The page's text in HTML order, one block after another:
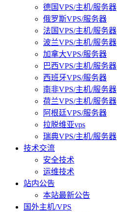
德国VPS/主机/服务器
俄罗斯VPS/服务器
法国VPS/主机/服务器
波兰VPS/主机/服务器
加拿大VPS/服务器
巴西VPS/主机/服务器
西班牙VPS/服务器
南非VPS/主机/服务器
荷兰VPS/主机/服务器
阿根廷VPS/服务器
拉脱维亚vps
瑞典VPS/主机/服务器
技术交流
安全技术
运维技术
站内公告
本站最新公告
国外主机/VPS